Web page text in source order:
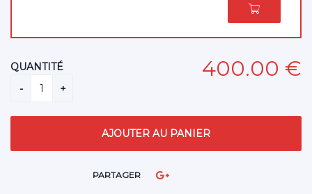
400.00 €
QUANTITÉ
PARTAGER